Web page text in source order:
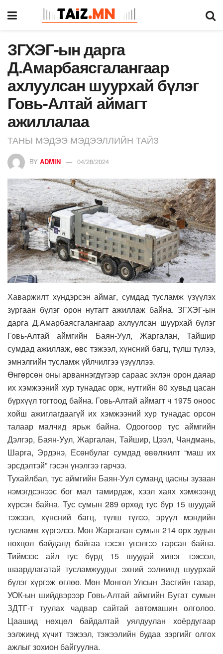
ЗГХЭГ-ын дарга
Д.Амарбаясгалангаар
ахлуулсан шуурхай бүлэг
Говь-Алтай аймагт
ажиллалаа
ТАНЫ МЭДЭЭ МЭДЭЭЛЛИЙН ТАЙЗ
BY ADMIN 04/28/2024
Хаваржилт хүндэрсэн аймаг, сумдад тусламж үзүүлэх
зургаан бүлэг орон нутагт ажиллаж байна. ЗГХЭГ-ын
дарга Д.Амарбаясгалангаар ахлуулсан шуурхай бүлэг
Говь-Алтай аймгийн Баян-Уул, Жаргалан, Тайшир
сумдад ажиллаж, өвс тэжээл, хүнсний багц, түлш түлээ,
эмнэлгийн тусламж үйлчилгээ үзүүллээ.
Өнгөрсөн оны арваннэгдүгээр сараас эхлэн орон даяар
их хэмжээний хур тунадас орж, нутгийн 80 хувьд цасан
бүрхүүл тогтоод байна. Говь-Алтай аймагт ч 1975 оноос
хойш ажиглагдаагүй их хэмжээний хур тунадас орсон
талаар малчид ярьж байна. Одоогоор тус аймгийн
Дэлгэр, Баян-Уул, Жаргалан, Тайшир, Цээл, Чандмань,
Шарга, Эрдэнэ, Есөнбулаг сумдад өвөлжилт “маш их
эрсдэлтэй” гэсэн үнэлгээ гарчээ.
Тухайлбал, тус аймгийн Баян-Уул суманд цасны зузаан
нэмэгдсэнээс бог мал тамирдаж, хээл хаях хэмжээнд
хүрсэн байна. Тус сумын 289 өрхөд тус бүр 15 шуудай
тэжээл, хүнсний багц, түлш түлээ, эрүүл мэндийн
тусламж хүргэлээ. Мөн Жаргалан сумын 214 өрх зудын
нөхцөл байдалд байгаа гэсэн үнэлгээ гарсан байна.
Тиймээс айл тус бүрд 15 шуудай хивэг тэжээл,
шаардлагатай тусламжуудыг эхний ээлжинд шуурхай
бүлэг хүргэж өглөө. Мөн Монгол Улсын Засгийн газар,
УОК-ын шийдвэрээр Говь-Алтай аймгийн Бугат сумын
ЗДТГ-т туулах чадвар сайтай автомашин олголоо.
Цаашид нөхцөл байдалтай уялдуулан хоёрдугаар
ээлжинд хүчит тэжээл, тэжээлийн будаа зэргийг олгох
ажлыг зохион байгуулна.